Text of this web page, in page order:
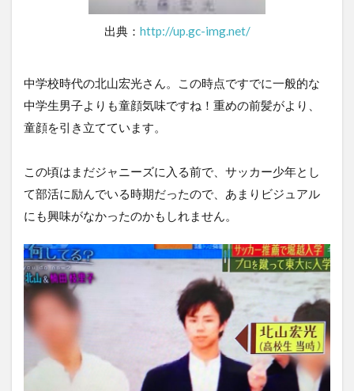
出典： http://up.gc-img.net/
中学校時代の北山宏光さん。この時点ですでに一般的な
中学生男子よりも童顔気味ですね！重めの前髪がより、
童顔を引き立てています。
この頃はまだジャニーズに入る前で、サッカー少年とし
て部活に励んでいる時期だったので、あまりビジュアル
にも興味がなかったのかもしれません。